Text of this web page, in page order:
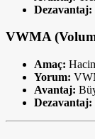
Dezavantaj:
VWMA
Amaç:
Yorum:
Avantaj:
Dezavantaj: